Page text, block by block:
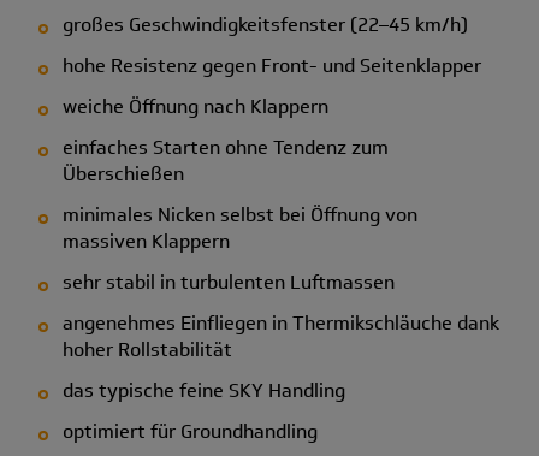
großes Geschwindigke­itsfenster (22–45 km/h)
hohe Resistenz gegen Front- und Seitenklapper
weiche Öffnung nach Klappern
einfaches Starten ohne Tendenz zum
Überschießen
minimales Nicken selbst bei Öffnung von
massiven Klappern
sehr stabil in turbulenten Luftmassen
angenehmes Einfliegen in Thermikschläuche dank
hoher Rollstabilität
das typische feine SKY Handling
optimiert für Groundhandling